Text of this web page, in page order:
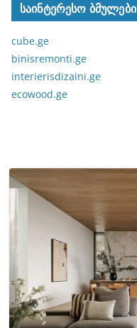
საინტერესო ბმულები
cube.ge
binisremonti.ge
interierisdizaini.ge
ecowood.ge